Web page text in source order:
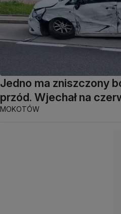
Jedno ma zniszczony
przód. Wjechał na
MOKOTÓW